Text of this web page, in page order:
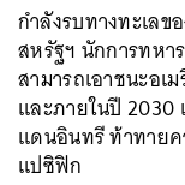
กำลังรบทางทะเล
สหรัฐฯ นักการทหา
สามารถเอาชนะอ
และภายในปี 2030
แดนอินทรี ท้าทายค
แปซิฟิก